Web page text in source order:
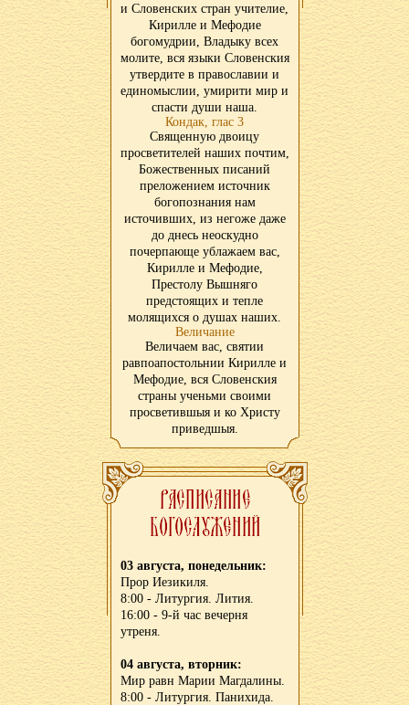
и Словенских стран учителие,
Кирилле и Мефодие
богомудрии, Владыку всех
молите, вся языки Словенския
утвердите в православии и
единомыслии, умирити мир и
спасти души наша.
Кондак, глас 3
Священную двоицу
просветителей наших почтим,
Божественных писаний
преложением источник
богопознания нам
источивших, из негоже даже
до днесь неоскудно
почерпающе ублажаем вас,
Кирилле и Мефодие,
Престолу Вышняго
предстоящих и тепле
молящихся о душах наших.
Величание
Величаем вас, святии
равпоапостольнии Кирилле и
Мефодие, вся Словенския
страны ученьми своими
просветившыя и ко Христу
приведшыя.
03 августа, понедельник:
Прор Иезикиля.
8:00 - Литургия. Лития.
16:00 - 9-й час вечерня
утреня.
04 августа, вторник:
Мир равн Марии Магдалины.
8:00 - Литургия. Панихида.